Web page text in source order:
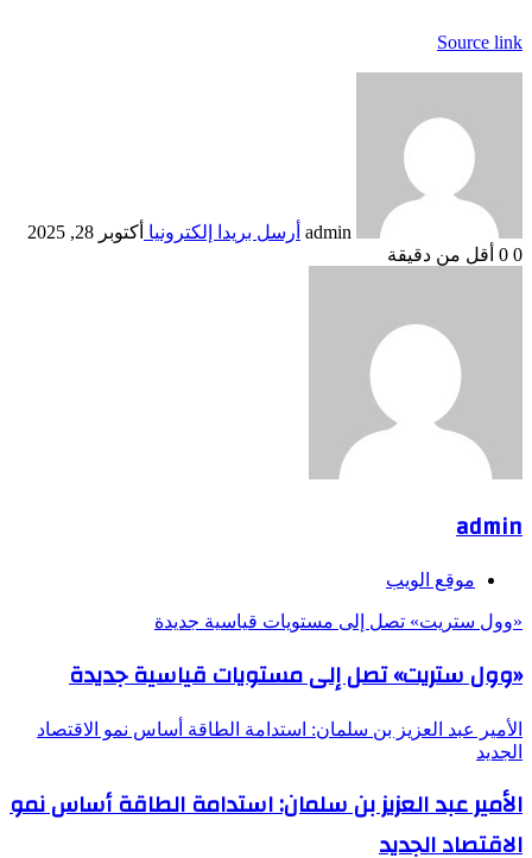
Source link
admin أرسل بريدا إلكترونيا أكتوبر 28, 2025
0
أقل من دقيقة
admin
موقع الويب
«وول ستريت» تصل إلى مستويات قياسية جديدة
«وول ستريت» تصل إلى مستويات قياسية جديدة
الأمير عبد العزيز بن سلمان: استدامة الطاقة أساس نمو الاقتصاد
الجديد
الأمير عبد العزيز بن سلمان: استدامة الطاقة أساس نمو
الاقتصاد الجديد